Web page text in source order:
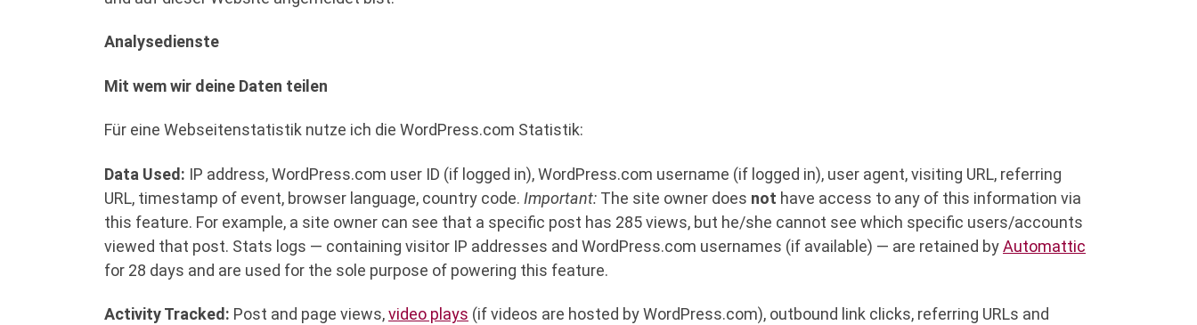
Analysedienste
Mit wem wir deine Daten teilen
Für eine Webseitenstatistik nutze ich die WordPress.com Statistik:
Data Used: IP address, WordPress.com user ID (if logged in), WordPress.com username (if logged in), user agent, visiting URL, referring
URL, timestamp of event, browser language, country code. Important: The site owner does not have access to any of this information via
this feature. For example, a site owner can see that a specific post has 285 views, but he/she cannot see which specific users/accounts
viewed that post. Stats logs — containing visitor IP addresses and WordPress.com usernames (if available) — are retained byAutomattic
for 28 days and are used for the sole purpose of powering this feature.
Activity Tracked: Post and page views,video plays (if videos are hosted by WordPress.com), outbound link clicks, referring URLs and